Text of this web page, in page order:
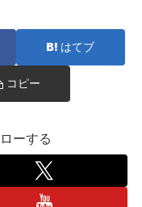
はてブ
コピー
ーする